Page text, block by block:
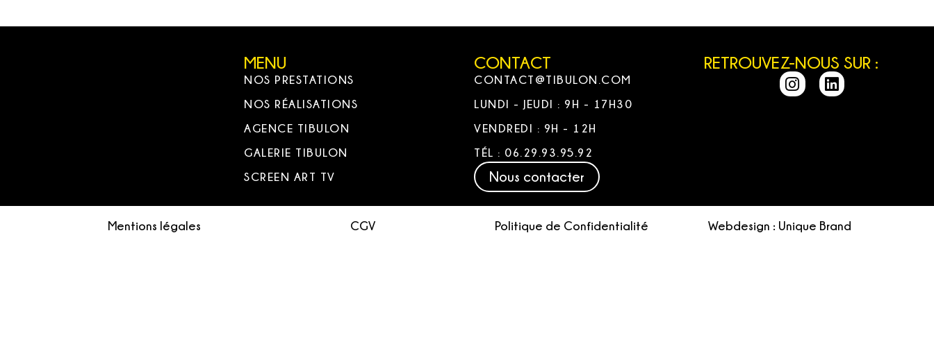
MENU
NOS PRESTATIONS
NOS RÉALISATIONS
AGENCE TIBULON
GALERIE TIBULON
SCREEN ART TV
CONTACT
CONTACT@TIBULON.COM
LUNDI - JEUDI : 9H - 17H30
VENDREDI : 9H - 12H
TÉL : 06.29.93.95.92
Nous contacter
RETROUVEZ-NOUS SUR :
Mentions légales CGV Politique de Confidentialité Webdesign : Unique Brand